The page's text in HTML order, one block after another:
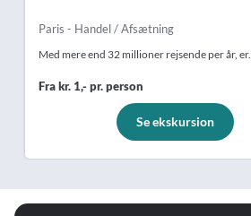
Paris - Handel / Afsætning
Med mere end 32 millioner rejsende per år, er...
Fra kr. 1,- pr. person
Se ekskursion